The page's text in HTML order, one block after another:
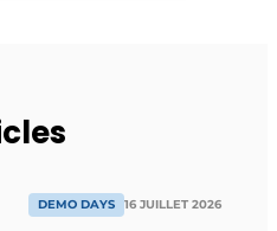
DEMO DAYS 16 JUILLET 2026